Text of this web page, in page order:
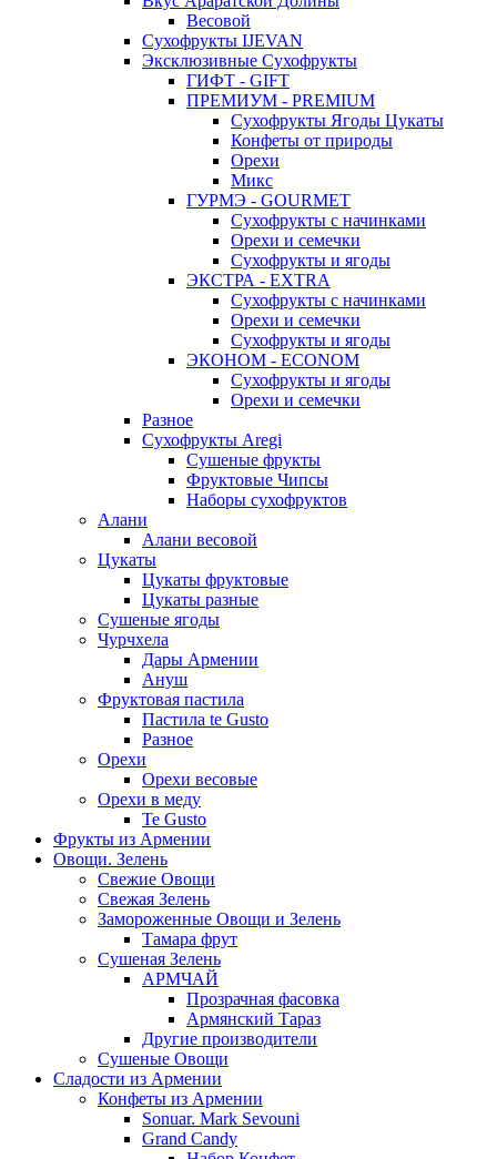
Весовой
Сухофрукты IJEVAN
Эксклюзивные Сухофрукты
ГИФТ - GIFT
ПРЕМИУМ - PREMIUM
Сухофрукты Ягоды Цукаты
Конфеты от природы
Орехи
Микс
ГУРМЭ - GOURMET
Сухофрукты с начинками
Орехи и семечки
Сухофрукты и ягоды
ЭКСТРА - EXTRA
Сухофрукты с начинками
Орехи и семечки
Сухофрукты и ягоды
ЭКОНОМ - ECONOM
Сухофрукты и ягоды
Орехи и семечки
Разное
Сухофрукты Aregi
Сушеные фрукты
Фруктовые Чипсы
Наборы сухофруктов
Алани
Алани весовой
Цукаты
Цукаты фруктовые
Цукаты разные
Сушеные ягоды
Чурчхела
Дары Армении
Ануш
Фруктовая пастила
Пастила te Gusto
Разное
Орехи
Орехи весовые
Орехи в меду
Te Gusto
Фрукты из Армении
Овощи. Зелень
Свежие Овощи
Свежая Зелень
Замороженные Овощи и Зелень
Тамара фрут
Сушеная Зелень
АРМЧАЙ
Прозрачная фасовка
Армянский Тараз
Другие производители
Сушеные Овощи
Сладости из Армении
Конфеты из Армении
Sonuar. Mark Sevouni
Grand Candy